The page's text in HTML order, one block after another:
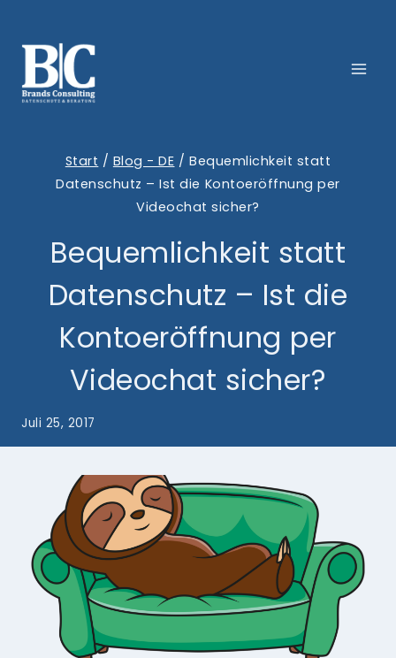
Inhalt
springen
Start / Blog - DE / Bequemlichkeit statt
Datenschutz – Ist die Kontoeröffnung per
Videochat sicher?
Bequemlichkeit statt
Datenschutz – Ist die
Kontoeröffnung per
Videochat sicher?
Juli 25, 2017